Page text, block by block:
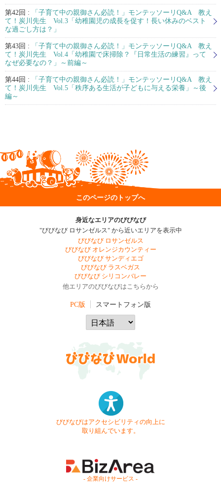
第42回 :
「子育て中の親御さん必読！」モンテッソーリQ&A 教え
て！炭川先生 Vol.3「幼稚園児の成長を促す！長い休みのベスト
な過ごし方は？」
第43回 :
「子育て中の親御さん必読！」モンテッソーリQ&A 教え
て！炭川先生 Vol.4「幼稚園で床掃除？『日常生活の練習』って
なぜ必要なの？」～前編～
第44回 :
「子育て中の親御さん必読！」モンテッソーリQ&A 教え
て！炭川先生 Vol.5「秩序ある生活が子どもに与える栄養」～後
編～
このページのトップへ
身近なエリアのびびなび
"びびなび ロサンゼルス" から近いエリアを表示中
びびなび ロサンゼルス
びびなび オレンジカウンティー
びびなび サンディエゴ
びびなび ラスベガス
びびなび シリコンバレー
他エリアのびびなびはこちらから
PC版 スマートフォン版
びびなびはアクセシビリティの向上に
取り組んでいます。
- 企業向けサービス -